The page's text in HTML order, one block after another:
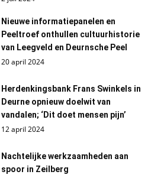
Nieuwe informatiepanelen en
Peeltroef onthullen cultuurhistorie
van Leegveld en Deurnsche Peel
20 april 2024
Herdenkingsbank Frans Swinkels in
Deurne opnieuw doelwit van
vandalen; ‘Dit doet mensen pijn’
12 april 2024
Nachtelijke werkzaamheden aan
spoor in Zeilberg